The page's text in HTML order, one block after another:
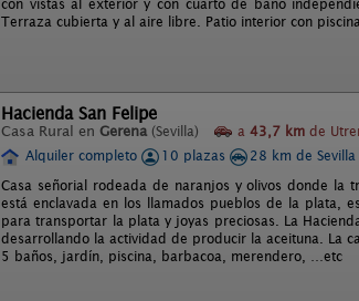
con vistas al exterior y con cuarto de baño
Terraza cubierta y al aire libre. Patio interior con
Hacienda San Felipe
Casa Rural en Gerena (Sevilla) a 43,7 km de
Alquiler completo
10 plazas
28 km de Sevilla
Casa señorial rodeada de naranjos y olivos donde la
está enclavada en los llamados pueblos de la plata,
para transportar la plata y joyas preciosas. La
desarrollando la actividad de producir la aceituna. La
5 baños, jardín, piscina, barbacoa, merendero, …etc